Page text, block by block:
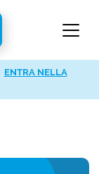
ENTRA NELLA